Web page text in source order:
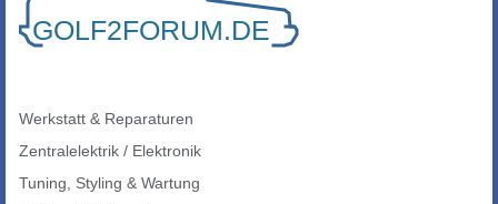
Werkstatt & Reparaturen
Zentralelektrik / Elektronik
Tuning, Styling & Wartung